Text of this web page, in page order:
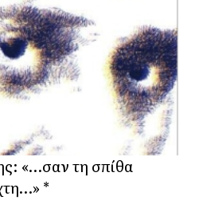
«…σαν τη σπίθα
*